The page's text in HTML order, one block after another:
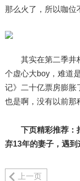
那么火了，所以咖位
其实在第二季井
个虚心大boy，难道
记》二十亿票房膨胀
也是啊，没有以前那
下页精彩推荐：
弃13年的妻子，遇到
上一页